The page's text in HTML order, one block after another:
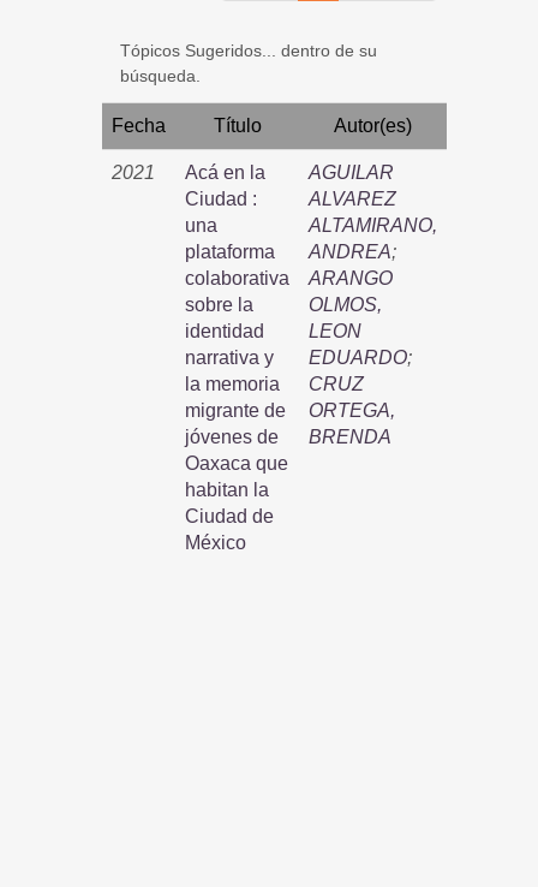
Tópicos Sugeridos... dentro de su
búsqueda.
Fecha Título Autor(es)
2021
Acá en la
Ciudad :
una
plataforma
colaborativa
sobre la
identidad
narrativa y
la memoria
migrante de
jóvenes de
Oaxaca que
habitan la
Ciudad de
México
AGUILAR
ALVAREZ
ALTAMIRANO,
ANDREA;
ARANGO
OLMOS,
LEON
EDUARDO;
CRUZ
ORTEGA,
BRENDA